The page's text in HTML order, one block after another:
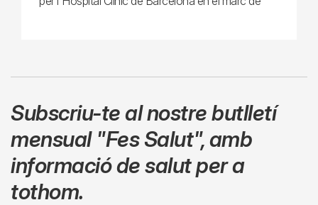
Subscriu-te al nostre butlletí
mensual "Fes Salut",amb
informació de salut per a
tothom.